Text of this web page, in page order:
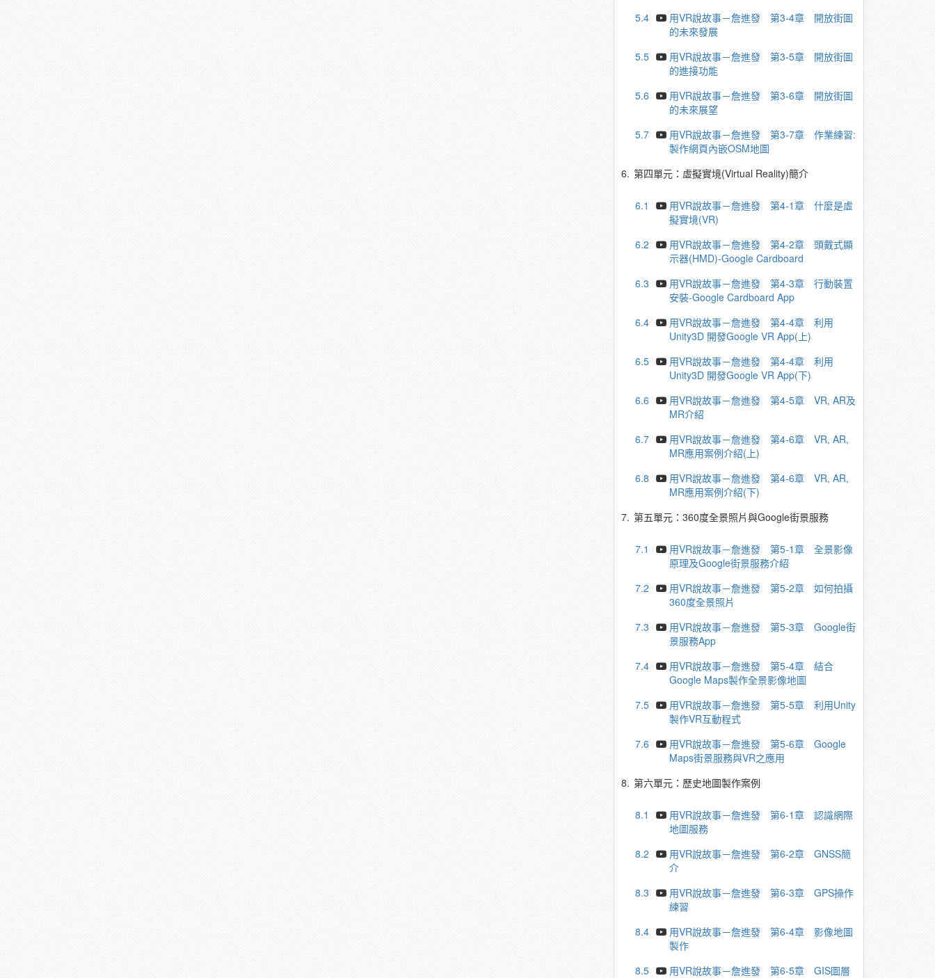
5.4
用VR說故事－詹進發 第3-4章 開放街圖
的未來發展
5.5
用VR說故事－詹進發 第3-5章 開放街圖
的進接功能
5.6
用VR說故事－詹進發 第3-6章 開放街圖
的未來展望
5.7
用VR說故事－詹進發 第3-7章 作業練習:
製作網頁內嵌OSM地圖
6. 第四單元：虛擬實境(Virtual Reality)簡介
6.1
用VR說故事－詹進發 第4-1章 什麼是虛
擬實境(VR)
6.2
用VR說故事－詹進發 第4-2章 頭戴式顯
示器(HMD)-Google Cardboard
6.3
用VR說故事－詹進發 第4-3章 行動裝置
安裝-Google Cardboard App
6.4
用VR說故事－詹進發 第4-4章 利用
Unity3D 開發Google VR App(上)
6.5
用VR說故事－詹進發 第4-4章 利用
Unity3D 開發Google VR App(下)
6.6
用VR說故事－詹進發 第4-5章 VR, AR及
MR介紹
6.7
用VR說故事－詹進發 第4-6章 VR, AR,
MR應用案例介紹(上)
6.8
用VR說故事－詹進發 第4-6章 VR, AR,
MR應用案例介紹(下)
7. 第五單元：360度全景照片與Google街景服務
7.1
用VR說故事－詹進發 第5-1章 全景影像
原理及Google街景服務介紹
7.2
用VR說故事－詹進發 第5-2章 如何拍攝
360度全景照片
7.3
用VR說故事－詹進發 第5-3章 Google街
景服務App
7.4
用VR說故事－詹進發 第5-4章 結合
Google Maps製作全景影像地圖
7.5
用VR說故事－詹進發 第5-5章 利用Unity
製作VR互動程式
7.6
用VR說故事－詹進發 第5-6章 Google
Maps街景服務與VR之應用
8. 第六單元：歷史地圖製作案例
8.1
用VR說故事－詹進發 第6-1章 認識網際
地圖服務
8.2
用VR說故事－詹進發 第6-2章 GNSS簡
介
8.3
用VR說故事－詹進發 第6-3章 GPS操作
練習
8.4
用VR說故事－詹進發 第6-4章 影像地圖
製作
8.5
用VR說故事－詹進發 第6-5章 GIS圖層